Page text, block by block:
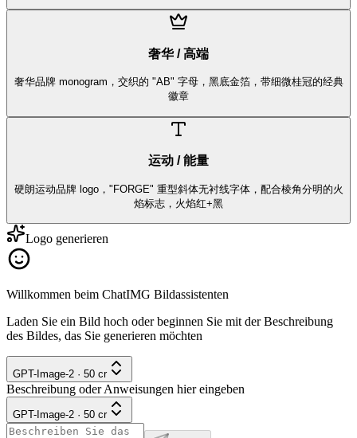
奢华 / 高端
奢华品牌 monogram，交织的 "AB" 字母，黑底金箔，带细微桂冠的经典
徽章
运动 / 能量
硬朗运动品牌 logo，"FORGE" 重型斜体无衬线字体，配合棱角分明的火
焰标志，火焰红+黑
Logo generieren
Willkommen beim ChatIMG Bildassistenten
Laden Sie ein Bild hoch oder beginnen Sie mit der Beschreibung
des Bildes, das Sie generieren möchten
GPT-Image-2 · 50 cr
Beschreibung oder Anweisungen hier eingeben
GPT-Image-2 · 50 cr